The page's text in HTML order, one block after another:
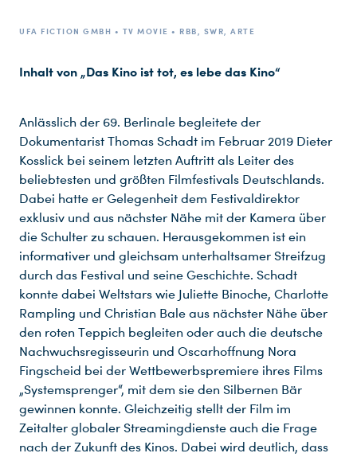
UFA FICTION GMBH • TV MOVIE • RBB, SWR, ARTE
Inhalt von „Das Kino ist tot, es lebe das Kino“
Anlässlich der 69. Berlinale begleitete der
Dokumentarist Thomas Schadt im Februar 2019 Dieter
Kosslick bei seinem letzten Auftritt als Leiter des
beliebtesten und größten Filmfestivals Deutschlands.
Dabei hatte er Gelegenheit dem Festivaldirektor
exklusiv und aus nächster Nähe mit der Kamera über
die Schulter zu schauen. Herausgekommen ist ein
informativer und gleichsam unterhaltsamer Streifzug
durch das Festival und seine Geschichte. Schadt
konnte dabei Weltstars wie Juliette Binoche, Charlotte
Rampling und Christian Bale aus nächster Nähe über
den roten Teppich begleiten oder auch die deutsche
Nachwuchsregisseurin und Oscarhoffnung Nora
Fingscheid bei der Wettbewerbspremiere ihres Films
„Systemsprenger“, mit dem sie den Silbernen Bär
gewinnen konnte. Gleichzeitig stellt der Film im
Zeitalter globaler Streamingdienste auch die Frage
nach der Zukunft des Kinos. Dabei wird deutlich, dass